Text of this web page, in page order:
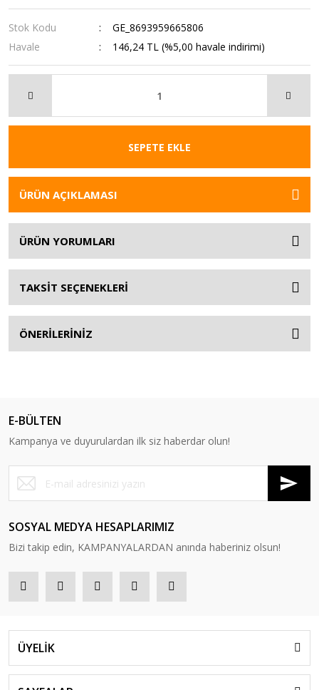
Stok Kodu
GE_8693959665806
Havale
146,24 TL (%5,00 havale indirimi)
SEPETE EKLE
ÜRÜN AÇIKLAMASI
ÜRÜN YORUMLARI
TAKSİT SEÇENEKLERİ
ÖNERİLERİNİZ
E-BÜLTEN
Kampanya ve duyurulardan ilk siz haberdar olun!
SOSYAL MEDYA HESAPLARIMIZ
Bizi takip edin, KAMPANYALARDAN anında haberiniz olsun!
ÜYELİK